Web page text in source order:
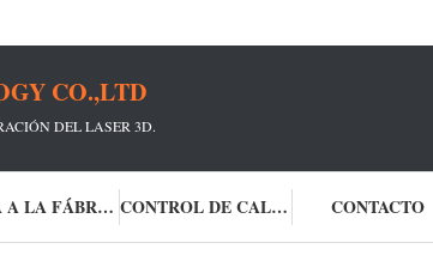
CO.,LTD
DEL LASER 3D.
VISITA A LA FÁBRICA CONTROL DE CALIDAD CONTACTO